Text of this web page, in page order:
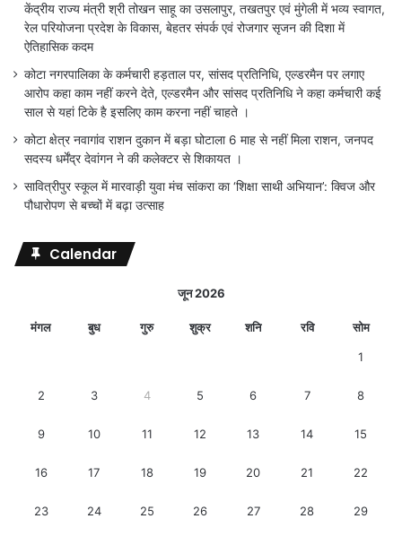
केंद्रीय राज्य मंत्री श्री तोखन साहू का उसलापुर, तखतपुर एवं मुंगेली में भव्य स्वागत,
रेल परियोजना प्रदेश के विकास, बेहतर संपर्क एवं रोजगार सृजन की दिशा में
ऐतिहासिक कदम
कोटा नगरपालिका के कर्मचारी हड़ताल पर, सांसद प्रतिनिधि, एल्डरमैन पर लगाए
आरोप कहा काम नहीं करने देते, एल्डरमैन और सांसद प्रतिनिधि ने कहा कर्मचारी कई
साल से यहां टिके है इसलिए काम करना नहीं चाहते ।
कोटा क्षेत्र नवागांव राशन दुकान में बड़ा घोटाला 6 माह से नहीं मिला राशन, जनपद
सदस्य धर्मेंद्र देवांगन ने की कलेक्टर से शिकायत ।
सावित्रीपुर स्कूल में मारवाड़ी युवा मंच सांकरा का ‘शिक्षा साथी अभियान’: क्विज और
पौधारोपण से बच्चों में बढ़ा उत्साह
Calendar
जून 2026
मंगल बुध गुरु शुक्र शनि रवि सोम
1
2 3 4 5 6 7 8
9 10 11 12 13 14 15
16 17 18 19 20 21 22
23 24 25 26 27 28 29